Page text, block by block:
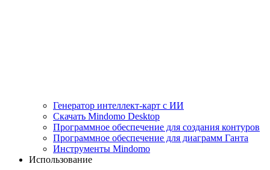
Генератор интеллект-карт с ИИ
Скачать Mindomo Desktop
Программное обеспечение для создания контуров
Программное обеспечение для диаграмм Ганта
Инструменты Mindomo
Использование